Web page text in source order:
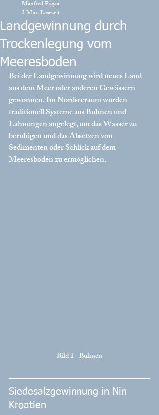
Landgewinnung durch
Trockenlegung vom
Meeresboden
Manfred Preyer
3 Min. Lesezeit
Bei der Landgewinnung wird neues Land
aus dem Meer oder anderen Gewässern
gewonnen. Im Nordseeraum wurden
traditionell Systeme aus Buhnen und
Lahnungen angelegt, um das Wasser zu
beruhigen und das Absetzen von
Sedimenten oder Schlick auf dem
Meeresboden zu ermöglichen.
Bild 1 - Buhnen
Siedesalzgewinnung in Nin
Kroatien